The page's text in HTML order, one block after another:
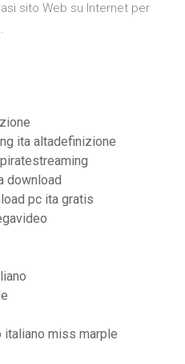
sito Web su Internet per
ita altadefinizione
download
pc ita gratis
miss marple